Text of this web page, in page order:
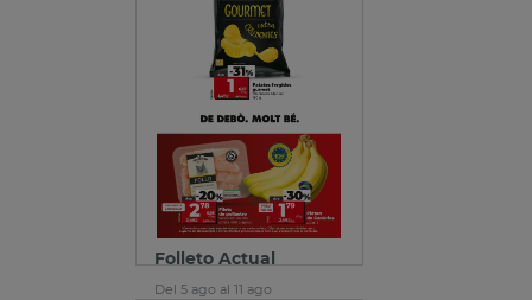
Folleto Actual
Del 5 ago al 11 ago